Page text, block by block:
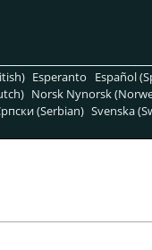
Esperanto Español
Norsk Nynorsk
(Serbian) Svenska